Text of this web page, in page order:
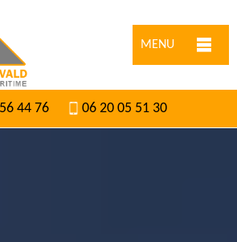
MENU
44 76 06 20 05 51 30